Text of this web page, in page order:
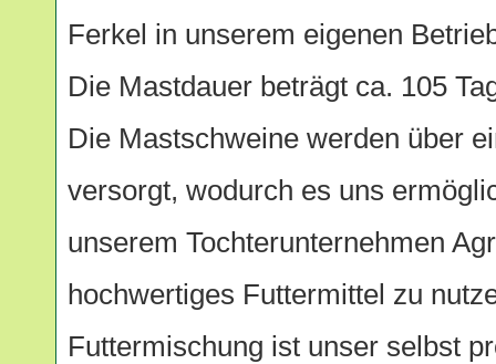
Ferkel in unserem eigenen
Die Mastdauer beträgt ca. 105
Die Mastschweine werden über
versorgt, wodurch es uns
unserem Tochterunternehmen
hochwertiges Futtermittel zu
Futtermischung ist unser selbst